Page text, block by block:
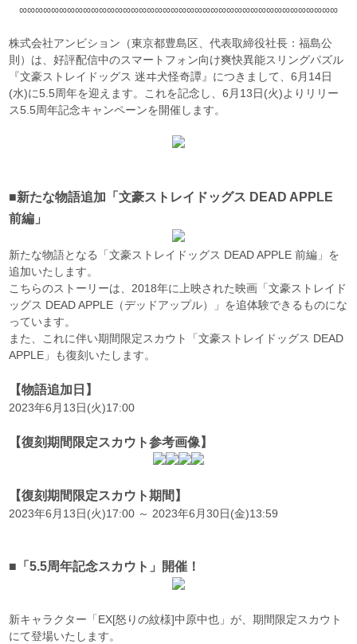
∞∞∞∞∞∞∞∞∞∞∞∞∞∞∞∞∞∞∞∞∞∞∞∞∞∞∞∞∞∞∞∞∞∞∞∞∞∞∞∞
株式会社アンビション（東京都豊島区、代表取締役社長：福島公
則）は、好評配信中のスマートフォン向け爽快異能スリングパズル
『文豪ストレイドッグス 迷ヰ犬怪奇譚』につきまして、6月14日
(水)に5.5周年を迎えます。これを記念し、6月13日(火)よりリリー
ス5.5周年記念キャンペーンを開催します。
■新たな物語追加「文豪ストレイドッグス DEAD APPLE
前編」
新たな物語となる「文豪ストレイドッグス DEAD APPLE 前編」を
追加いたします。
こちらのストーリーは、2018年に上映された映画「文豪ストレイド
ッグス DEAD APPLE（デッドアップル）」を追体験できるものにな
っています。
また、これに伴い期間限定スカウト「文豪ストレイドッグス DEAD
APPLE」も復刻いたします。
【物語追加日】
2023年6月13日(火)17:00
【復刻期間限定スカウト参考画像】
【復刻期間限定スカウト期間】
2023年6月13日(火)17:00 ～ 2023年6月30日(金)13:59
■「5.5周年記念スカウト」開催！
新キャラクター「EX[怒りの紋様]中原中也」が、期間限定スカウト
にて登場いたします。